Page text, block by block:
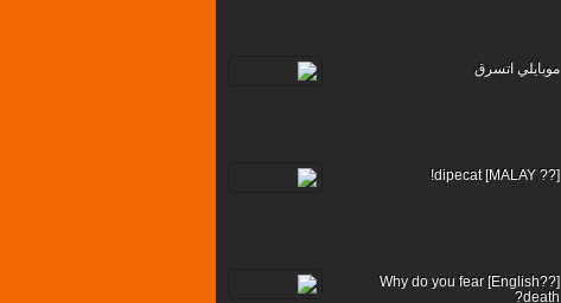
موبايلي اتسرق
[?? MALAY] dipecat!
[??English] Why do you fear
death?